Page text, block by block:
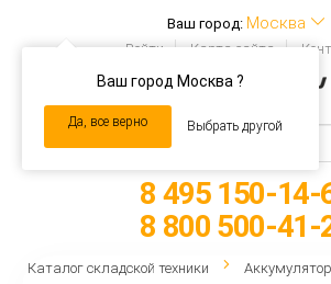
Ваш город: Москва
Ваш город Москва ?
Да, все верно Выбрать другой
Войти Карта сайта
navigation
8 495 150-14-
8 800 500-41-
Каталог складской техники